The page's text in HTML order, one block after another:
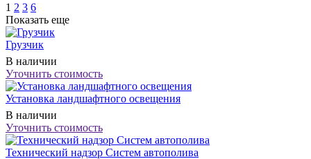
1 2 3 6
Показать еще
Грузчик
В наличии
Уточнить стоимость
Установка ландшафтного освещения
В наличии
Уточнить стоимость
Технический надзор Систем автополива